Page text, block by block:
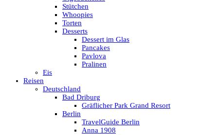
Stütchen
Whoopies
Torten
Desserts
Dessert im Glas
Pancakes
Pavlova
Pralinen
Eis
Reisen
Deutschland
Bad Driburg
Gräflicher Park Grand Resort
Berlin
TravelGuide Berlin
Anna 1908